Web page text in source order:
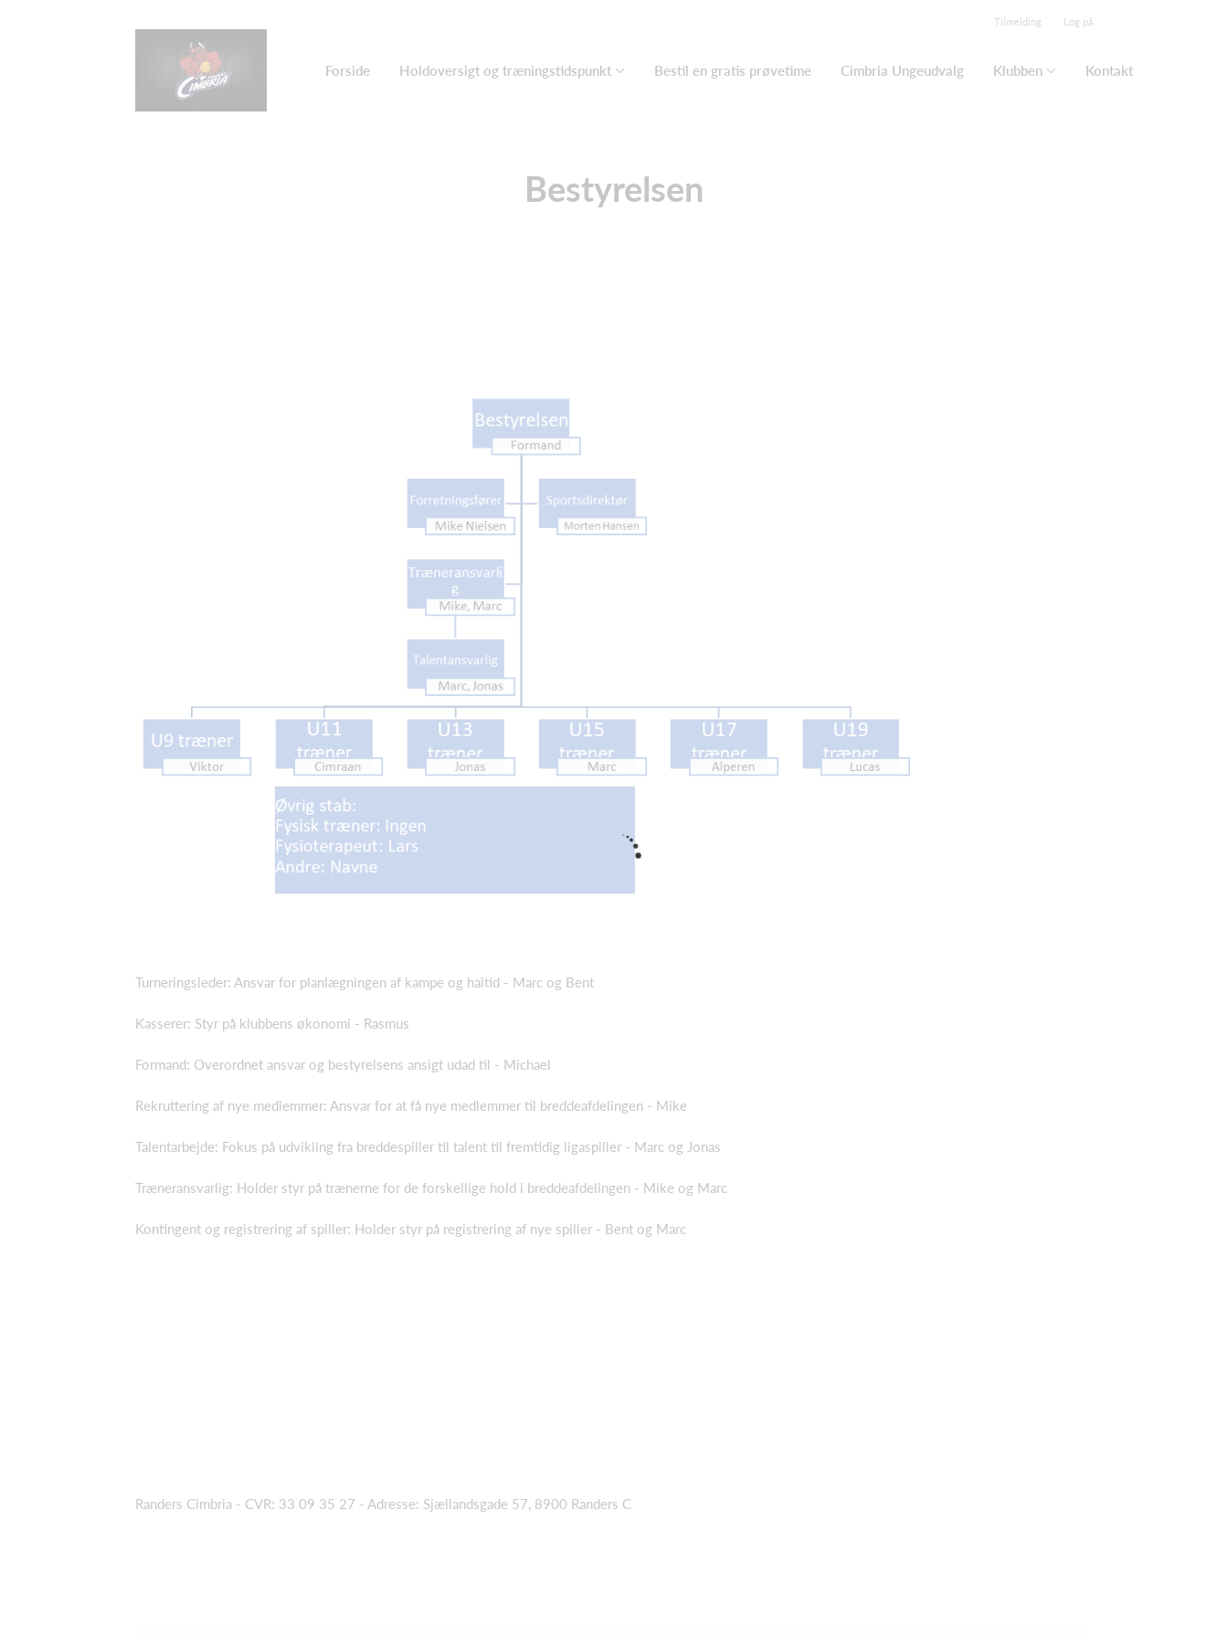
Tilmelding Log på
Forside Holdoversigt og træningstidspunkt Bestil en gratis prøvetime Cimbria Ungeudvalg Klubben Kontakt
Bestyrelsen
Turneringsleder: Ansvar for planlægningen af kampe og haltid - Marc og Bent
Kasserer: Styr på klubbens økonomi - Rasmus
Formand: Overordnet ansvar og bestyrelsens ansigt udad til - Michael
Rekruttering af nye medlemmer: Ansvar for at få nye medlemmer til breddeafdelingen - Mike
Talentarbejde: Fokus på udvikling fra breddespiller til talent til fremtidig ligaspiller - Marc og Jonas
Træneransvarlig: Holder styr på trænerne for de forskellige hold i breddeafdelingen - Mike og Marc
Kontingent og registrering af spiller: Holder styr på registrering af nye spiller - Bent og Marc
Randers Cimbria - CVR: 33 09 35 27 - Adresse: Sjællandsgade 57, 8900 Randers C